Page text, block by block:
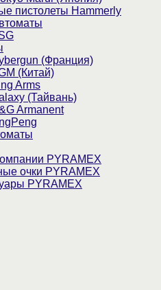
пистолеты Hammerly
(Франция)
(Китай)
Arms
(Тайвань)
Armanent
PYRAMEX
очки PYRAMEX
PYRAMEX